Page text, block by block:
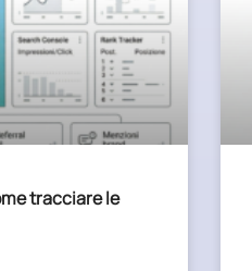
tracciare le